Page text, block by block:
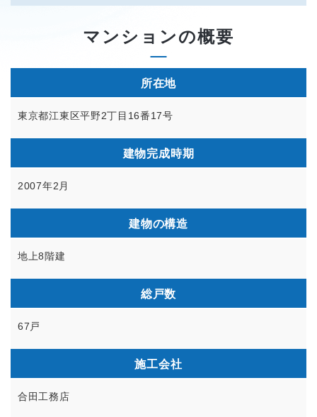
マンションの概要
所在地
東京都江東区平野2丁目16番17号
建物完成時期
2007年2月
建物の構造
地上8階建
総戸数
67戸
施工会社
合田工務店